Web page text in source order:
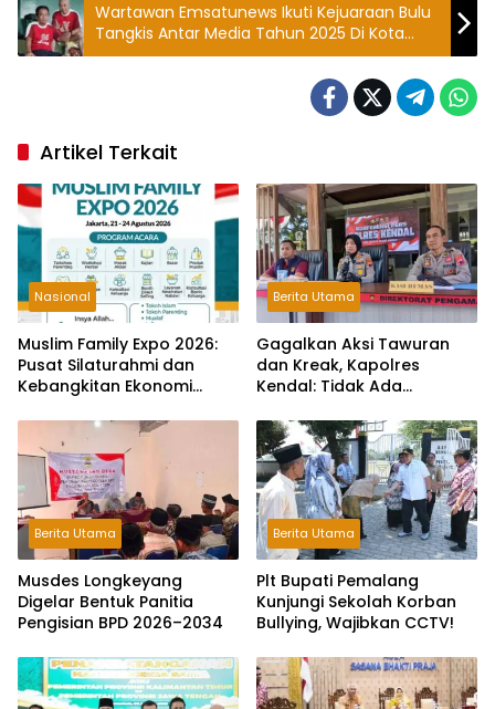
Wartawan Emsatunews Ikuti Kejuaraan Bulu
Tangkis Antar Media Tahun 2025 Di Kota
Semarang
Artikel Terkait
Nasional
Muslim Family Expo 2026:
Pusat Silaturahmi dan
Kebangkitan Ekonomi
Berita Utama
Gagalkan Aksi Tawuran
dan Kreak, Kapolres
Kendal: Tidak Ada
Pelaku Kejahatan Jalanan
Berita Utama
Musdes Longkeyang
Digelar Bentuk Panitia
Pengisian BPD 2026–2034
Berita Utama
Plt Bupati Pemalang
Kunjungi Sekolah Korban
Bullying, Wajibkan CCTV!